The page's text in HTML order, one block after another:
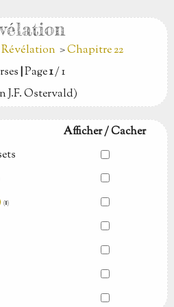
Révélation >Chapitre 22
|Page1/ 1
J.F. Ostervald)
Afficher / Cacher
(Ⅱ)